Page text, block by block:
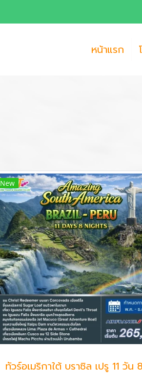
หน้าแรก
New
ทัวร์อเมริกาใต้ บราซิล เปรู 11 วัน